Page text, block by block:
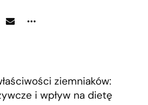
ziemniaków:
i wpływ na dietę